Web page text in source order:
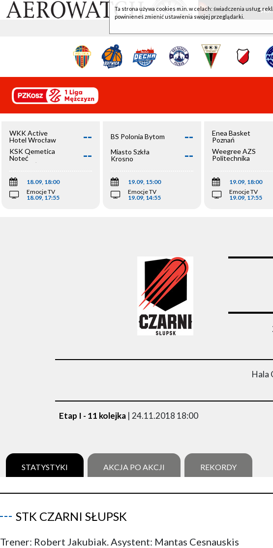
WKK
WKK Active
Hotel Wrocław
--
KSK Qemetica
Noteć
Inowrocław
--
18.09, 18:00
Emocje TV
18.09, 17:55
BS Polonia Bytom --
Miasto Szkła
Krosno
--
19.09, 15:00
Emocje TV
19.09, 14:55
Enea Basket
Poznań
Weegree AZS
Politechnika
19.09, 18:00
Emocje TV
19.09, 17:55
Hala
Etap I - 11 kolejka | 24.11.2018 18:00
STATYSTYKI AKCJA PO AKCJI REKORDY
STK CZARNI SŁUPSK
Trener: Robert Jakubiak. Asystent: Mantas Cesnauskis
Ta strona używa cookies m.in. w celach: świadczenia usług,
powinieneś zmienić ustawienia swojej przeglądarki.